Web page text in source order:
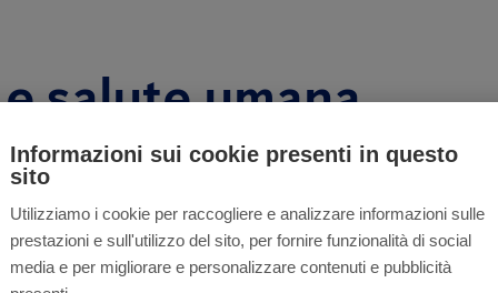
salute umana
associate alla possibile diffusione dibatteri
negli ambienti che frequentano.
del loro corpo, escrementi e altre sostanze
possono contribuire all'insorgenza o
Informazioni sui cookie presenti in questo
sito
Utilizziamo i cookie per raccogliere e analizzare informazioni sulle
prestazioni e sull'utilizzo del sito, per fornire funzionalità di social
media e per migliorare e personalizzare contenuti e pubblicità